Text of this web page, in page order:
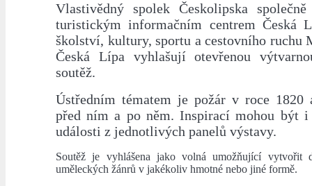
Vlastivědný spolek Českolipska
turistickým informačním centrem Česká
školství, kultury, sportu a cestovního ruchu
Česká Lípa vyhlašují otevřenou
soutěž.
Ústředním tématem je požár v roce 1820
před ním a po něm. Inspirací mohou být i
události z jednotlivých panelů výstavy.
Soutěž je vyhlášena jako volná umožňující vytvořit
uměleckých žánrů v jakékoliv hmotné nebo jiné formě.